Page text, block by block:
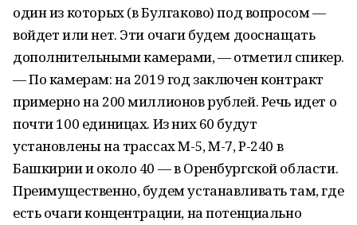
один из которых (в Булгаково) под вопросом —
войдет или нет. Эти очаги будем дооснащать
дополнительными камерами, — отметил спикер.
— По камерам: на 2019 год заключен контракт
примерно на 200 миллионов рублей. Речь идет о
почти 100 единицах. Из них 60 будут
установлены на трассах М-5, М-7, Р-240 в
Башкирии и около 40 — в Оренбургской области.
Преимущественно, будем устанавливать там, где
есть очаги концентрации, на потенциально